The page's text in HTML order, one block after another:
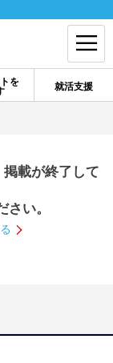
を
就活支援
イン
インターンを探す
掲載が終了して
い。